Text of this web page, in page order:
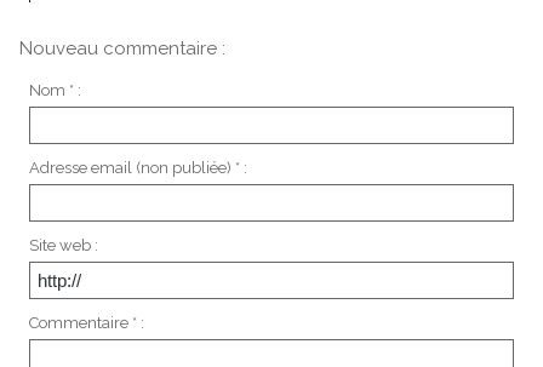
Nouveau commentaire :
Nom * :
Adresse email (non publiée) * :
Site web :
Commentaire * :